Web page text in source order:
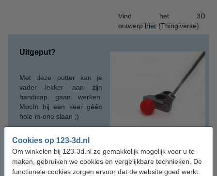
Cookies op 123-3d.nl
Om winkelen bij 123-3d.nl zo gemakkelijk mogelijk voor u te
maken, gebruiken we cookies en vergelijkbare technieken. De
functionele cookies zorgen ervoor dat de website goed werkt.
Vind het 3D
ontwerp hier (Thingiverse).
Uitgeput?
Met deze putter kan je
vader lekker aan zijn
handicap gaan werken.
Mocht hij een keer géén
hole-in-one slaan ;)
Vind het 3D
ontwerphier(Thingiverse).